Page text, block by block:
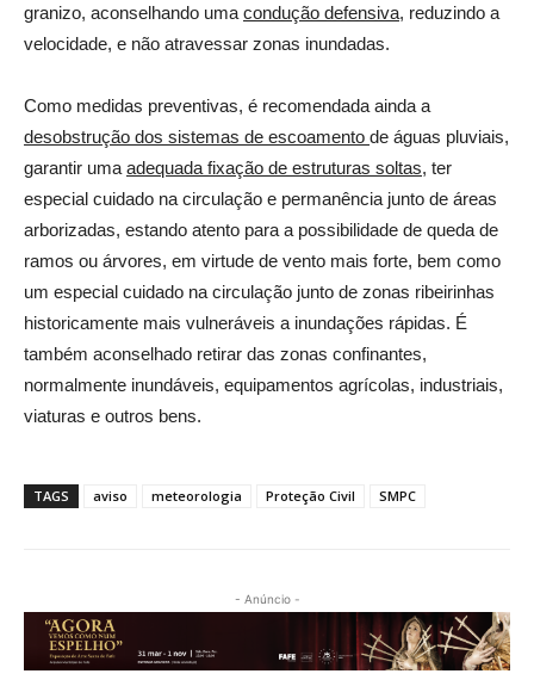
granizo, aconselhando uma condução defensiva, reduzindo a
velocidade, e não atravessar zonas inundadas.
Como medidas preventivas, é recomendada ainda a
desobstrução dos sistemas de escoamento de águas pluviais,
garantir uma adequada fixação de estruturas soltas, ter
especial cuidado na circulação e permanência junto de áreas
arborizadas, estando atento para a possibilidade de queda de
ramos ou árvores, em virtude de vento mais forte, bem como
um especial cuidado na circulação junto de zonas ribeirinhas
historicamente mais vulneráveis a inundações rápidas. É
também aconselhado retirar das zonas confinantes,
normalmente inundáveis, equipamentos agrícolas, industriais,
viaturas e outros bens.
TAGS aviso meteorologia Proteção Civil SMPC
- Anúncio -